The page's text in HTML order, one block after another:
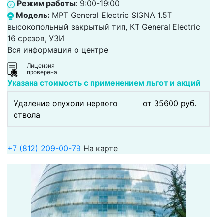
Режим работы: 9:00-19:00
Модель: МРТ General Electric SIGNA 1.5T
высокопольный закрытый тип, КТ General Electric
16 срезов, УЗИ
Вся информация о центре
Лицензия
проверена
Указана стоимость с применением льгот и акций
Удаление опухоли нервого
ствола
от 35600 pуб.
+7 (812) 209-00-79 На карте